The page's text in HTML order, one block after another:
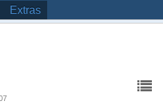
Extras